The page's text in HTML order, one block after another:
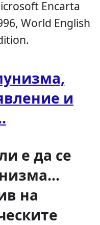
Encarta
World English
и
е да се
на